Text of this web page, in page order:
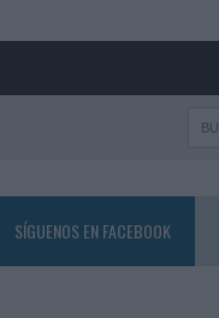
SÍGUENOS EN FACEBOOK